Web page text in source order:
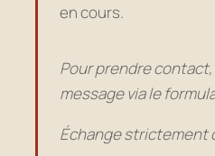
en cours.
Pour prendre
message via le
Échange strictement